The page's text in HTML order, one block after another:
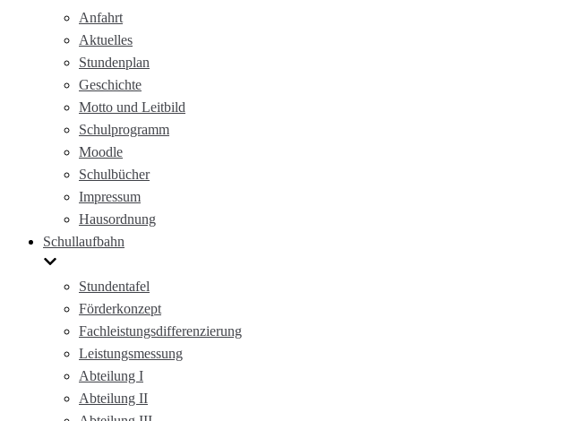
Anfahrt
Aktuelles
Stundenplan
Geschichte
Motto und Leitbild
Schulprogramm
Moodle
Schulbücher
Impressum
Hausordnung
Schullaufbahn
Stundentafel
Förderkonzept
Fachleistungsdifferenzierung
Leistungsmessung
Abteilung I
Abteilung II